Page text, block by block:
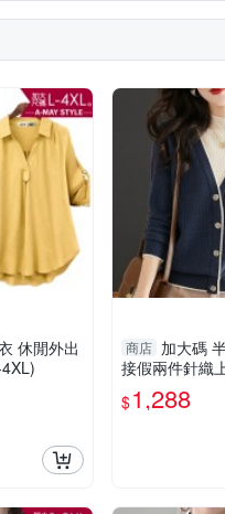
休閒外出
商店 加大碼
接假兩件針織
$1,288